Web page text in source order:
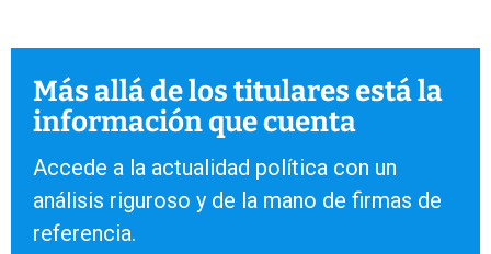
Más allá de los titulares está la
información que cuenta
Accede a la actualidad política con un
análisis riguroso y de la mano de firmas de
referencia.